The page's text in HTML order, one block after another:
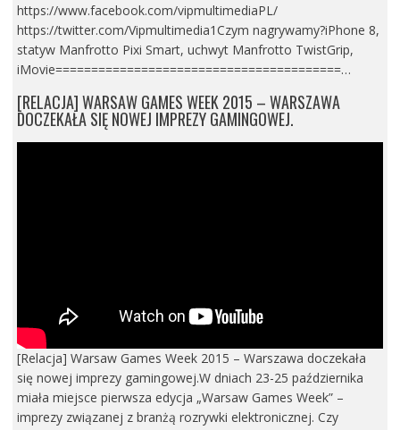
https://www.facebook.com/vipmultimediaPL/
https://twitter.com/Vipmultimedia1Czym nagrywamy?iPhone 8,
statyw Manfrotto Pixi Smart, uchwyt Manfrotto TwistGrip,
iMovie========================================…
[RELACJA] WARSAW GAMES WEEK 2015 – WARSZAWA
DOCZEKAŁA SIĘ NOWEJ IMPREZY GAMINGOWEJ.
[Relacja] Warsaw Games Week 2015 – Warszawa doczekała
się nowej imprezy gamingowej.W dniach 23-25 października
miała miejsce pierwsza edycja „Warsaw Games Week” –
imprezy związanej z branżą rozrywki elektronicznej. Czy